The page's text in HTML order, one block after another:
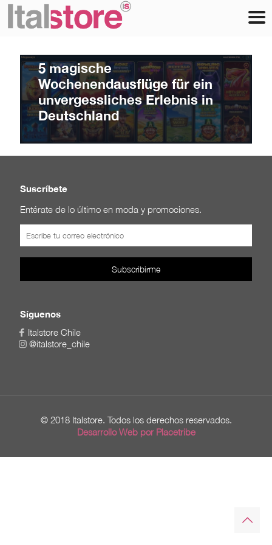
5 magische
Wochenendausflüge für ein
unvergessliches Erlebnis in
Deutschland
Suscríbete
Entérate de lo último en moda y promociones.
Síguenos
Italstore Chile
@italstore_chile
© 2018 Italstore. Todos los derechos reservados.
Desarrollo Web por Placetribe